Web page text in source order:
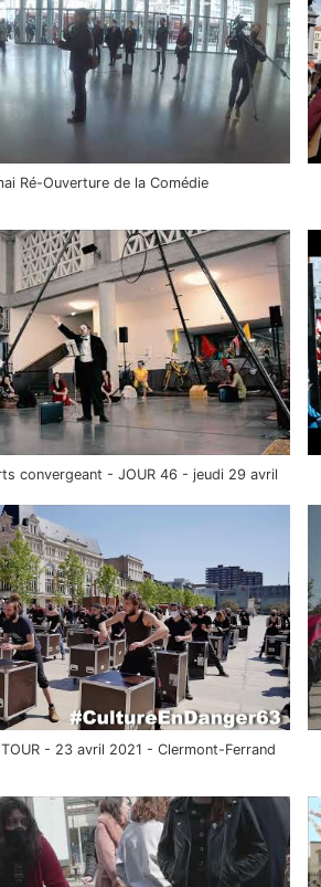
Ré-Ouverture de la Comédie
convergeant - JOUR 46 - jeudi 29 avril
TOUR - 23 avril 2021 - Clermont-Ferrand